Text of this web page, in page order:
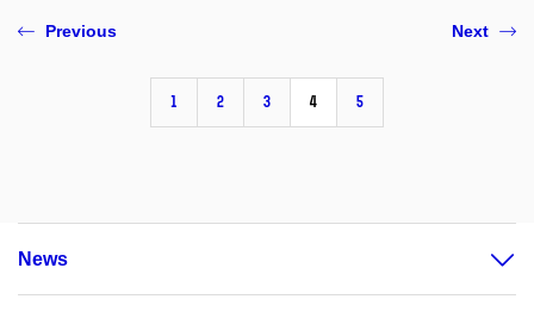
Previous
1 2 3 4 5
Next
News